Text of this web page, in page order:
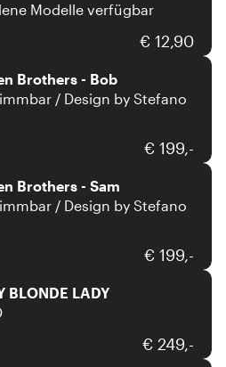
Modelle verfügbar
€ 12,90
qeeboo
Brothers - Bob
/ Design by Stefano
€ 199,-
qeeboo
Brothers - Sam
/ Design by Stefano
€ 199,-
Kare
BLONDE LADY
€ 249,-
The Line